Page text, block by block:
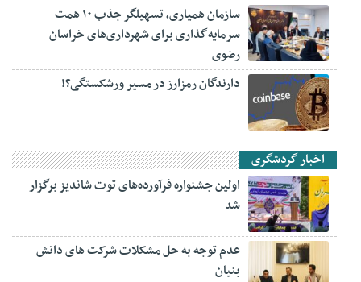
سازمان همیاری، تسهیلگر جذب ۱۰ همت
سرمایه‌گذاری برای شهرداری‌های خراسان
رضوی
دارندگان رمزارز در مسیر ورشکستگی؟!
اخبار گردشگری
اولین جشنواره فرآورده‌های توت شاندیز برگزار
شد
عدم توجه به حل مشکلات شرکت های دانش
بنیان